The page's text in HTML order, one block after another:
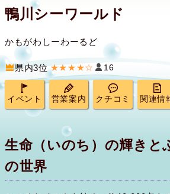
鴨川シーワールド
かもがわしーわーるど
県内3位 ★★★★☆ 16
イベント 営業案内 クチコミ 関連情
生命（いのち）の輝きと
の世界